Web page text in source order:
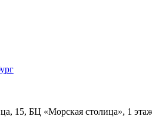
15, БЦ «Морская столица», 1